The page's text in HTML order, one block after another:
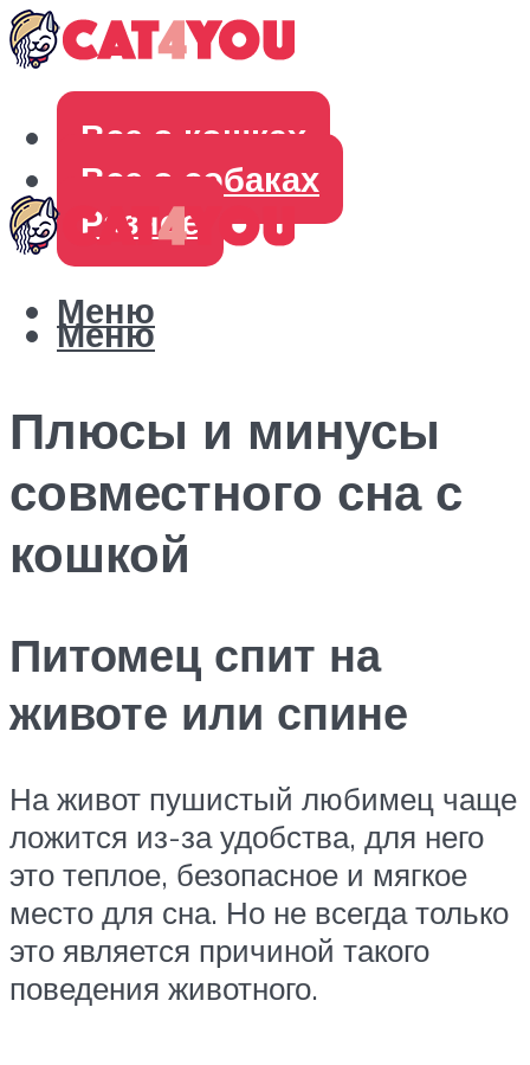
Все о кошках
Все о собаках
Разное
Меню
Меню
Плюсы и минусы
совместного сна с
кошкой
Питомец спит на
животе или спине
На живот пушистый любимец чаще
ложится из-за удобства, для него
это теплое, безопасное и мягкое
место для сна. Но не всегда только
это является причиной такого
поведения животного.